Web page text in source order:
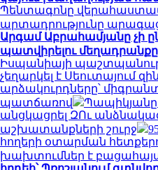
Պենտագոնը
արտադրությունը
Արգամ Աբրահամյանը չի
պատվիրելու
Իսպանիայի
չեղարկել է Սեուտայում
արձակուրդները՝
պատճառով
Պապիկյանը
անցկացրել ԶՈւ
աշխատանքների շուրջ
հողերի օտարման
խախտումներ է